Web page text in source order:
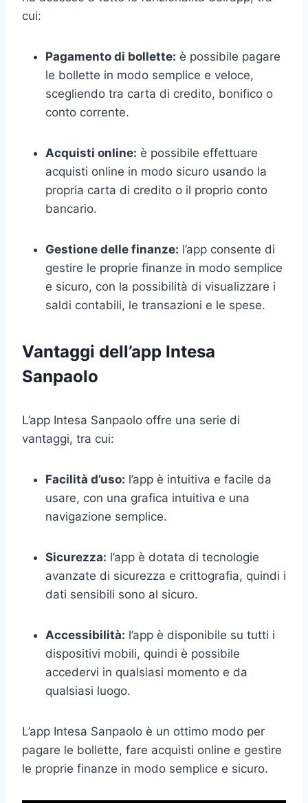
cui:
Pagamento di bollette: è possibile pagare
le bollette in modo semplice e veloce,
scegliendo tra carta di credito, bonifico o
conto corrente.
Acquisti online: è possibile effettuare
acquisti online in modo sicuro usando la
propria carta di credito o il proprio conto
bancario.
Gestione delle finanze: l’app consente di
gestire le proprie finanze in modo semplice
e sicuro, con la possibilità di visualizzare i
saldi contabili, le transazioni e le spese.
Vantaggi dell’app Intesa
Sanpaolo
L’app Intesa Sanpaolo offre una serie di
vantaggi, tra cui:
Facilità d’uso: l’app è intuitiva e facile da
usare, con una grafica intuitiva e una
navigazione semplice.
Sicurezza: l’app è dotata di tecnologie
avanzate di sicurezza e crittografia, quindi i
dati sensibili sono al sicuro.
Accessibilità: l’app è disponibile su tutti i
dispositivi mobili, quindi è possibile
accedervi in qualsiasi momento e da
qualsiasi luogo.
L’app Intesa Sanpaolo è un ottimo modo per
pagare le bollette, fare acquisti online e gestire
le proprie finanze in modo semplice e sicuro.